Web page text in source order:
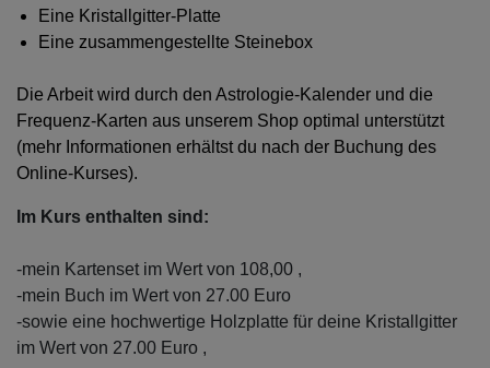
Eine Kristallgitter-Platte
Eine zusammengestellte Steinebox
Die Arbeit wird durch den Astrologie-Kalender und die
Frequenz-Karten aus unserem Shop optimal unterstützt
(mehr Informationen erhältst du nach der Buchung des
Online-Kurses).
Im Kurs enthalten sind:
-mein Kartenset im Wert von 108,00 ,
-mein Buch im Wert von 27.00 Euro
-sowie eine hochwertige Holzplatte für deine Kristallgitter
im Wert von 27.00 Euro ,